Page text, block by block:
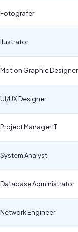
Fotografer
Ilustrator
Motion Graphic Designer
UI/UX Designer
Project Manager IT
System Analyst
Database Administrator
Network Engineer